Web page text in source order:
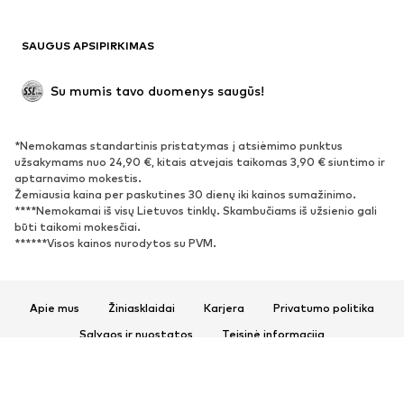
Proginiai
Išskirtiniai
BATAI
Naujienos
Sportbačiai
Aulinukai
Batai su kulniukais
Auliniai batai
Įsispiriami bateliai
Šlepetės
SAUGUS APSIPIRKIMAS
Su mumis tavo duomenys saugūs!
*Nemokamas standartinis pristatymas į atsiėmimo punktus
užsakymams nuo 24,90 €, kitais atvejais taikomas 3,90 € siuntimo ir
aptarnavimo mokestis.
Žemiausia kaina per paskutines 30 dienų iki kainos sumažinimo.
****Nemokamai iš visų Lietuvos tinklų. Skambučiams iš užsienio gali
būti taikomi mokesčiai.
******Visos kainos nurodytos su PVM.
Apie mus Žiniasklaidai Karjera
Privatumo politika
Sąlygos ir nuostatos
Teisinė informacija